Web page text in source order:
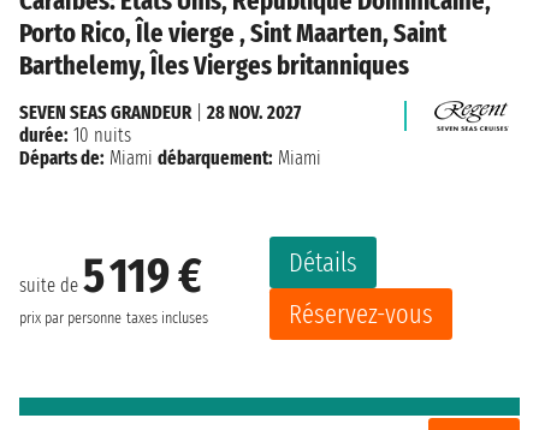
Porto Rico, Île vierge , Sint Maarten, Saint
Barthelemy, Îles Vierges britanniques
suite de 5 119 €
prix par personne taxes incluses
Détails
Réservez-vous
SEVEN SEAS GRANDEUR| 28 NOV. 2027
durée: 10 nuits
Départs de: Miami débarquement: Miami